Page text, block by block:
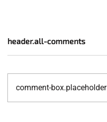
header.all-comments
comment-box.placeholder